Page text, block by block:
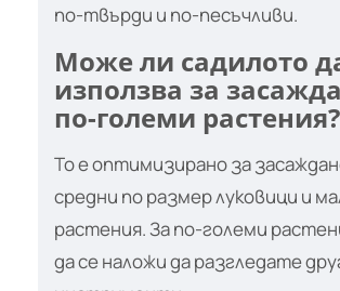
по-твърди и по-песъчливи.
Може ли садилото
използва за
по-големи растения?
То е оптимизирано за
средни по размер луковици и
растения. За по-големи
да се наложи да разгледате